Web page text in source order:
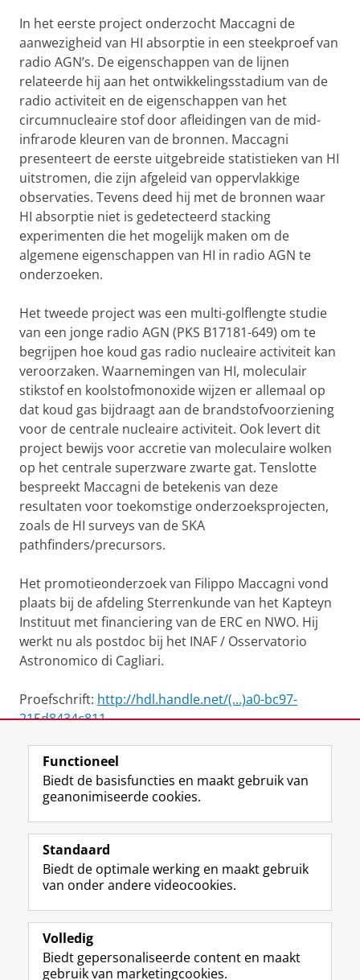
In het eerste project onderzocht Maccagni de
aanwezigheid van HI absorptie in een steekproef van
radio AGN’s. De eigenschappen van de lijnen
relateerde hij aan het ontwikkelingsstadium van de
radio activiteit en de eigenschappen van het
circumnucleaire stof door afleidingen van de mid-
infrarode kleuren van de bronnen. Maccagni
presenteert de eerste uitgebreide statistieken van HI
uitstromen, die zijn afgeleid van oppervlakkige
observaties. Tevens deed hij met de bronnen waar
HI absorptie niet is gedetecteerd stacking
experimenten die het mogelijk maken om de
algemene eigenschappen van HI in radio AGN te
onderzoeken.
Het tweede project was een multi-golflengte studie
van een jonge radio AGN (PKS B17181-649) om te
begrijpen hoe koud gas radio nucleaire activiteit kan
veroorzaken. Waarnemingen van HI, moleculair
stikstof en koolstofmonoxide wijzen er allemaal op
dat koud gas bijdraagt aan de brandstofvoorziening
voor de centrale nucleaire activiteit. Ook levert dit
project bewijs voor accretie van moleculaire wolken
op het centrale superzware zwarte gat. Tenslotte
bespreekt Maccagni de betekenis van deze
resultaten voor toekomstige onderzoeksprojecten,
zoals de HI surveys van de SKA
pathfinders/precursors.
Het promotieonderzoek van Filippo Maccagni vond
plaats bij de afdeling Sterrenkunde van het Kapteyn
Instituut met financiering van de ERC en NWO. Hij
werkt nu als postdoc bij het INAF / Osservatorio
Astronomico di Cagliari.
Proefschrift: http://hdl.handle.net/(...)a0-bc97-
215d8434c811
View this page in:English
Volg de RUG
F
a
e
b
o
p
a
L
i
k
e
I
-
p
R
S
-
f
e
R
I
n
t
r
m
Y
o
T
e
k
Studiekiezers
Alumni
Over ons
Functioneel
Biedt de basisfuncties en maakt gebruik van
geanonimiseerde cookies.
Standaard
Biedt de optimale werking en maakt gebruik
van onder andere videocookies.
Volledig
Biedt gepersonaliseerde content en maakt
gebruik van marketingcookies.